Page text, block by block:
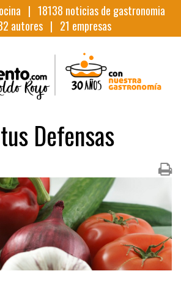
| 18138 noticias de gastronomia
autores | 21 empresas
Defensas